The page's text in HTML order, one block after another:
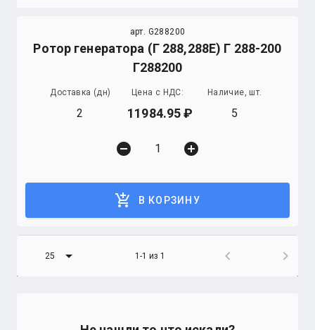
арт. G288200
Ротор генератора (Г 288,288Е) Г 288-200
Г288200
Доставка (дн)
2
Цена с НДС:
11984.95
Наличие, шт.
5
remove_circle add_circle
add_shopping_cart В КОРЗИНУ
25 arrow_drop_down 1-1 из 1 chevron_left chevron_right